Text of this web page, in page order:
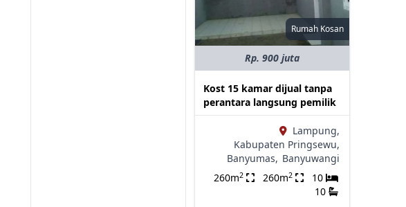
Rumah Kosan
Rp. 900 juta
Kost 15 kamar dijual tanpa
perantara langsung pemilik
Lampung,
Kabupaten Pringsewu,
Banyumas, Banyuwangi
260m2 260m2
10
10